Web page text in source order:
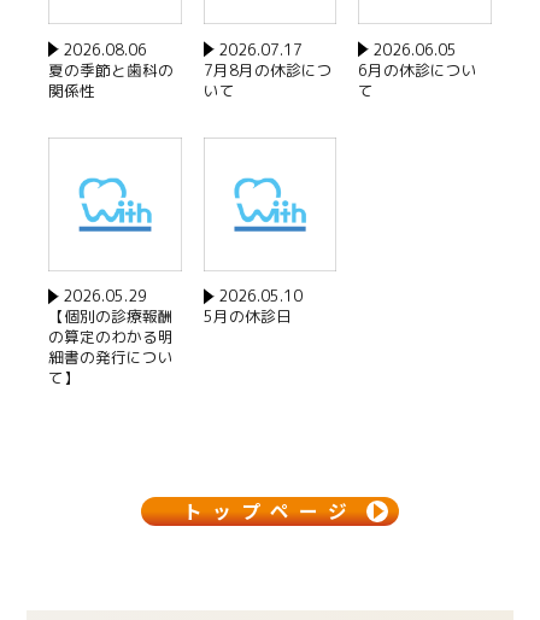
2026.08.06
夏の季節と歯科の
関係性
2026.07.17
7月8月の休診につ
いて
2026.06.05
6月の休診につい
て
2026.05.29
【個別の診療報酬
の算定のわかる明
細書の発行につい
て】
2026.05.10
5月の休診日
トップページ